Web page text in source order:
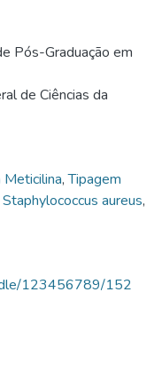
Pós-Graduação em
de Ciências da
,Tipagem
aureus,
123456789/152